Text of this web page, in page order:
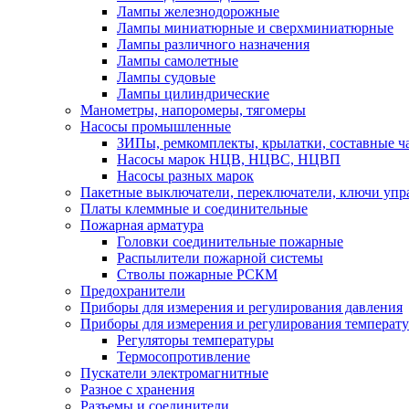
Лампы железнодорожные
Лампы миниатюрные и сверхминиатюрные
Лампы различного назначения
Лампы самолетные
Лампы судовые
Лампы цилиндрические
Манометры, напоромеры, тягомеры
Насосы промышленные
ЗИПы, ремкомплекты, крылатки, составные
Насосы марок НЦВ, НЦВС, НЦВП
Насосы разных марок
Пакетные выключатели, переключатели, ключи
Платы клеммные и соединительные
Пожарная арматура
Головки соединительные пожарные
Распылители пожарной системы
Стволы пожарные РСКМ
Предохранители
Приборы для измерения и регулирования давления
Приборы для измерения и регулирования
Регуляторы температуры
Термосопротивление
Пускатели электромагнитные
Разное с хранения
Разъемы и соединители